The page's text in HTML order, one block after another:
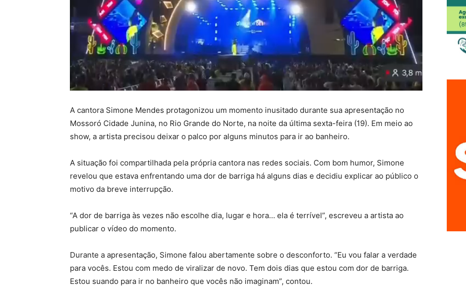
A cantora Simone Mendes protagonizou um momento inusitado durante sua apresentação no
Mossoró Cidade Junina, no Rio Grande do Norte, na noite da última sexta-feira (19). Em meio ao
show, a artista precisou deixar o palco por alguns minutos para ir ao banheiro.
A situação foi compartilhada pela própria cantora nas redes sociais. Com bom humor, Simone
revelou que estava enfrentando uma dor de barriga há alguns dias e decidiu explicar ao público o
motivo da breve interrupção.
“A dor de barriga às vezes não escolhe dia, lugar e hora… ela é terrível”, escreveu a artista ao
publicar o vídeo do momento.
Durante a apresentação, Simone falou abertamente sobre o desconforto. “Eu vou falar a verdade
para vocês. Estou com medo de viralizar de novo. Tem dois dias que estou com dor de barriga.
Estou suando para ir no banheiro que vocês não imaginam”, contou.